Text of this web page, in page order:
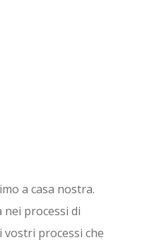
a casa nostra.
processi di
processi che